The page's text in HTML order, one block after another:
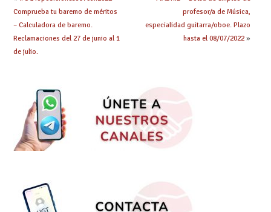
Comprueba tu baremo de méritos
– Calculadora de baremo.
Reclamaciones del 27 de junio al 1
de julio.
profesor/a de Música,
especialidad guitarra/oboe. Plazo
hasta el 08/07/2022»